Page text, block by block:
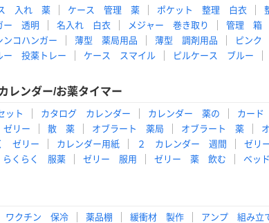
入れ 薬 ケース 管理 薬 ポケット 整理 白衣
ー 透明 名入れ 白衣 メジャー 巻き取り 管理 箱
コハンガー 薄型 薬局用品 薄型 調剤用品 ピンク
ー 投薬トレー ケース スマイル ピルケース ブルー
レンダー/お薬タイマー
ット カタログ カレンダー カレンダー 薬の カー
リー 散 薬 オブラート 薬局 オブラート 薬
ゼリー カレンダー用紙 ２ カレンダー 週間 ゼリ
らくらく 服薬 ゼリー 服用 ゼリー 薬 飲む ベッ
ワクチン 保冷 薬品棚 緩衝材 製作 アンプ 組み立